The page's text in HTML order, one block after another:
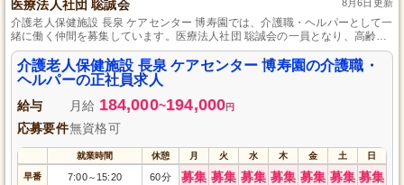
医療法人社団 聡誠会 8月6日更新
介護老人保健施設 長泉 ケアセンター 博寿園では、介護職・ヘルパーとして一
緒に働く仲間を募集しています。医療法人社団 聡誠会の一員となり、高齢者
の方々に安心と快適な生活を提供するお手伝いをしませんか？未経験でも大
歓迎、正社員として安定した雇用形態で働ける環境です。あなたの力で、地
域社会に貢献できる職場で一緒に成長しましょう。応募お待ちしておりま
す。
介護老人保健施設 長泉 ケアセンター 博寿園の介護職・
ヘルパーの正社員求人
給与 月給 184,000~194,000円
応募要件無資格可
就業時間 休憩 月 火 水 木 金 土 日
早番 7:00～ 15:20 60分 募集 募集 募集 募集 募集 募集 募集